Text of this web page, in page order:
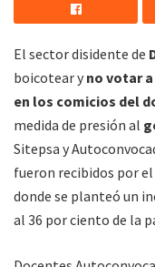
El sector disidente de
boicotear y no votar
en los comicios del
medida de presión al
Sitepsa y
fueron recibidos por el
donde se planteó un
al 36 por ciento de la